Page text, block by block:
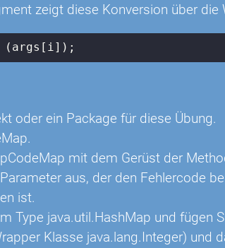
zeigt diese Konversion über die
(args[i]);
oder ein Package für diese Übung.
mit dem Gerüst der
aus, der den Fehlercode
ist.
Type java.util.HashMap und fügen
Klasse java.lang.Integer) und